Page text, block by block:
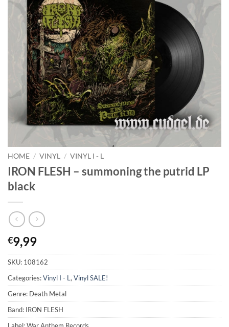
HOME / VINYL / VINYL I - L
IRON FLESH – summoning the putrid LP
black
€9,99
SKU: 108162
Categories:Vinyl I - L,Vinyl SALE!
Genre: Death Metal
Band: IRON FLESH